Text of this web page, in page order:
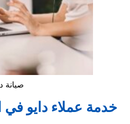
صيانة
خدمة عملاء دايو في